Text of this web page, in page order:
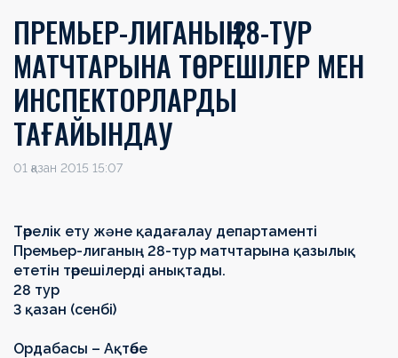
ПРЕМЬЕР-ЛИГАНЫҢ 28-ТУР
МАТЧТАРЫНА ТӨРЕШІЛЕР МЕН
ИНСПЕКТОРЛАРДЫ
ТАҒАЙЫНДАУ
01 қазан 2015 15:07
Төрелік ету және қадағалау департаменті
Премьер-лиганың 28-тур матчтарына қазылық
ететін төрешілерді анықтады.
28 тур
3 қазан (сенбі)
Ордабасы – Ақтөбе